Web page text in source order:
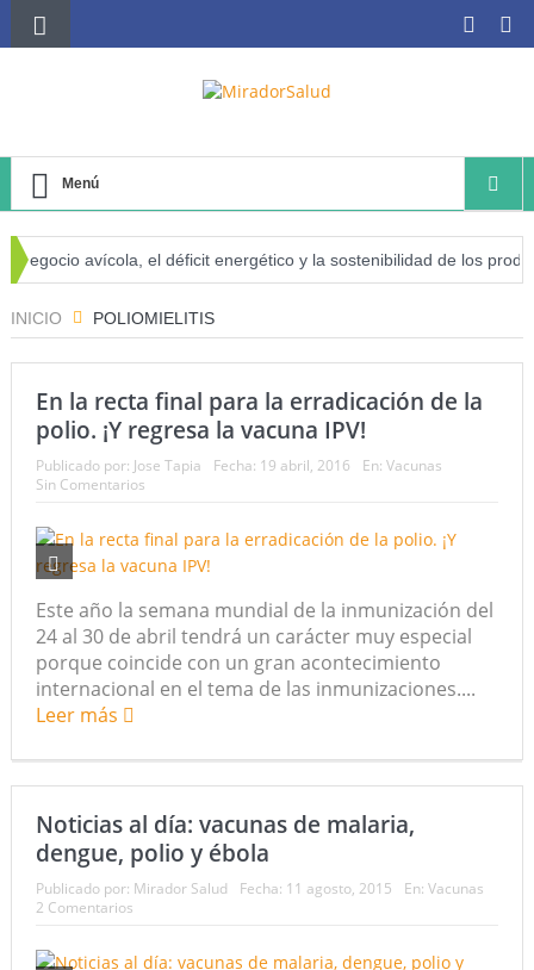
Menú
avícola, el déficit energético y la sostenibilidad de los
INICIO POLIOMIELITIS
En la recta final para la erradicación de la
polio. ¡Y regresa la vacuna IPV!
Publicado por: Jose Tapia Fecha: 19 abril, 2016 En: Vacunas
Sin Comentarios
Este año la semana mundial de la inmunización del
24 al 30 de abril tendrá un carácter muy especial
porque coincide con un gran acontecimiento
internacional en el tema de las inmunizaciones....
Leer más
Noticias al día: vacunas de malaria,
dengue, polio y ébola
Publicado por: Mirador Salud Fecha: 11 agosto, 2015 En: Vacunas
2 Comentarios